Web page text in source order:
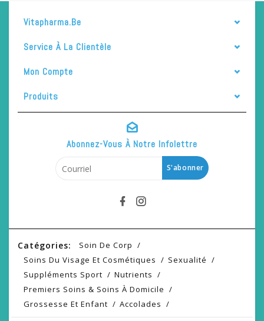
Vitapharma.be
Service À La Clientèle
Mon Compte
Produits
Abonnez-Vous À Notre Infolettre
S'abonner
Catégories:
Soin De Corp
Soins Du Visage Et Cosmétiques
Sexualité
Suppléments Sport
Nutrients
Premiers Soins & Soins À Domicile
Grossesse Et Enfant
Accolades